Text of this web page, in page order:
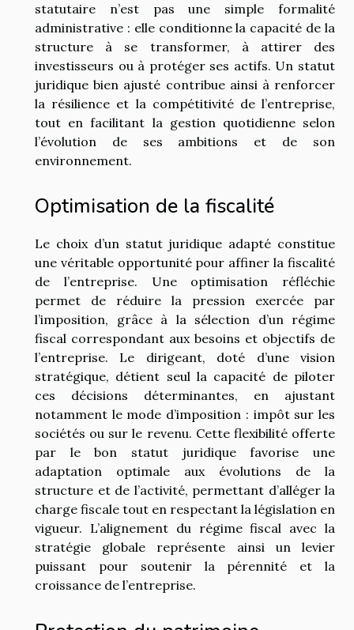
statutaire n’est pas une simple formalité
administrative : elle conditionne la capacité de la
structure à se transformer, à attirer des
investisseurs ou à protéger ses actifs. Un statut
juridique bien ajusté contribue ainsi à renforcer
la résilience et la compétitivité de l’entreprise,
tout en facilitant la gestion quotidienne selon
l’évolution de ses ambitions et de son
environnement.
Optimisation de la fiscalité
Le choix d’un statut juridique adapté constitue
une véritable opportunité pour affiner la fiscalité
de l’entreprise. Une optimisation réfléchie
permet de réduire la pression exercée par
l’imposition, grâce à la sélection d’un régime
fiscal correspondant aux besoins et objectifs de
l’entreprise. Le dirigeant, doté d’une vision
stratégique, détient seul la capacité de piloter
ces décisions déterminantes, en ajustant
notamment le mode d’imposition : impôt sur les
sociétés ou sur le revenu. Cette flexibilité offerte
par le bon statut juridique favorise une
adaptation optimale aux évolutions de la
structure et de l’activité, permettant d’alléger la
charge fiscale tout en respectant la législation en
vigueur. L’alignement du régime fiscal avec la
stratégie globale représente ainsi un levier
puissant pour soutenir la pérennité et la
croissance de l’entreprise.